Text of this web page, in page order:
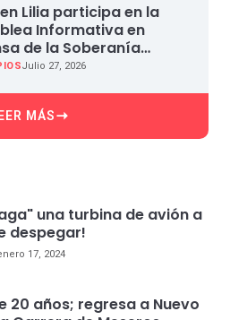
Lilia participa en la
Informativa en
de la Soberanía
en Miguel Aleman
Julio 27, 2026
MÁS
una turbina de avión a
despegar!
17, 2024
20 años; regresa a Nuevo